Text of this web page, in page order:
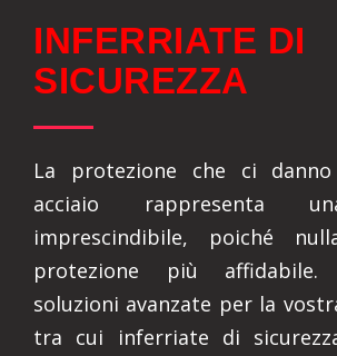
INFERRIATE DI
SICUREZZA
La protezione che ci
acciaio rappresenta
imprescindibile, poiché
protezione più affidabile.
soluzioni avanzate per la
tra cui inferriate di